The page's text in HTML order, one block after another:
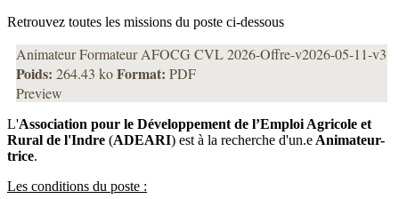
Retrouvez toutes les missions du poste ci-dessous
Animateur Formateur AFOCG CVL 2026-Offre-v2026-05-11-v3
Poids: 264.43 koFormat: PDF
Preview
L'Association pour le Développement de l’Emploi Agricole et
Rural de l'Indre (ADEARI) est à la recherche d'un.e Animateur-
trice.
Les conditions du poste :